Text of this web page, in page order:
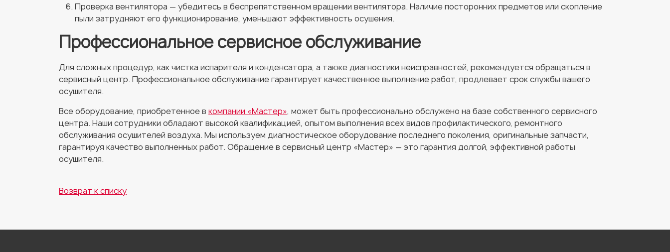
Проверка вентилятора — убедитесь в беспрепятственном вращении вентилятора. Наличие посторонних предметов или скопление
пыли затрудняют его функционирование, уменьшают эффективность осушения.
Профессиональное сервисное обслуживание
Для сложных процедур, как чистка испарителя и конденсатора, а также диагностики неисправностей, рекомендуется обращаться в
сервисный центр. Профессиональное обслуживание гарантирует качественное выполнение работ, продлевает срок службы вашего
осушителя.
Все оборудование, приобретенное в компании «Мастер», может быть профессионально обслужено на базе собственного сервисного
центра. Наши сотрудники обладают высокой квалификацией, опытом выполнения всех видов профилактического, ремонтного
обслуживания осушителей воздуха. Мы используем диагностическое оборудование последнего поколения, оригинальные запчасти,
гарантируя качество выполненных работ. Обращение в сервисный центр «Мастер» — это гарантия долгой, эффективной работы
осушителя.
Возврат к списку